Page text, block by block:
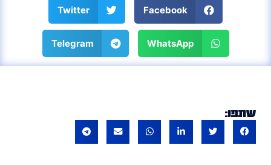
Facebook
Twitter
WhatsApp
Telegram
שתפו: